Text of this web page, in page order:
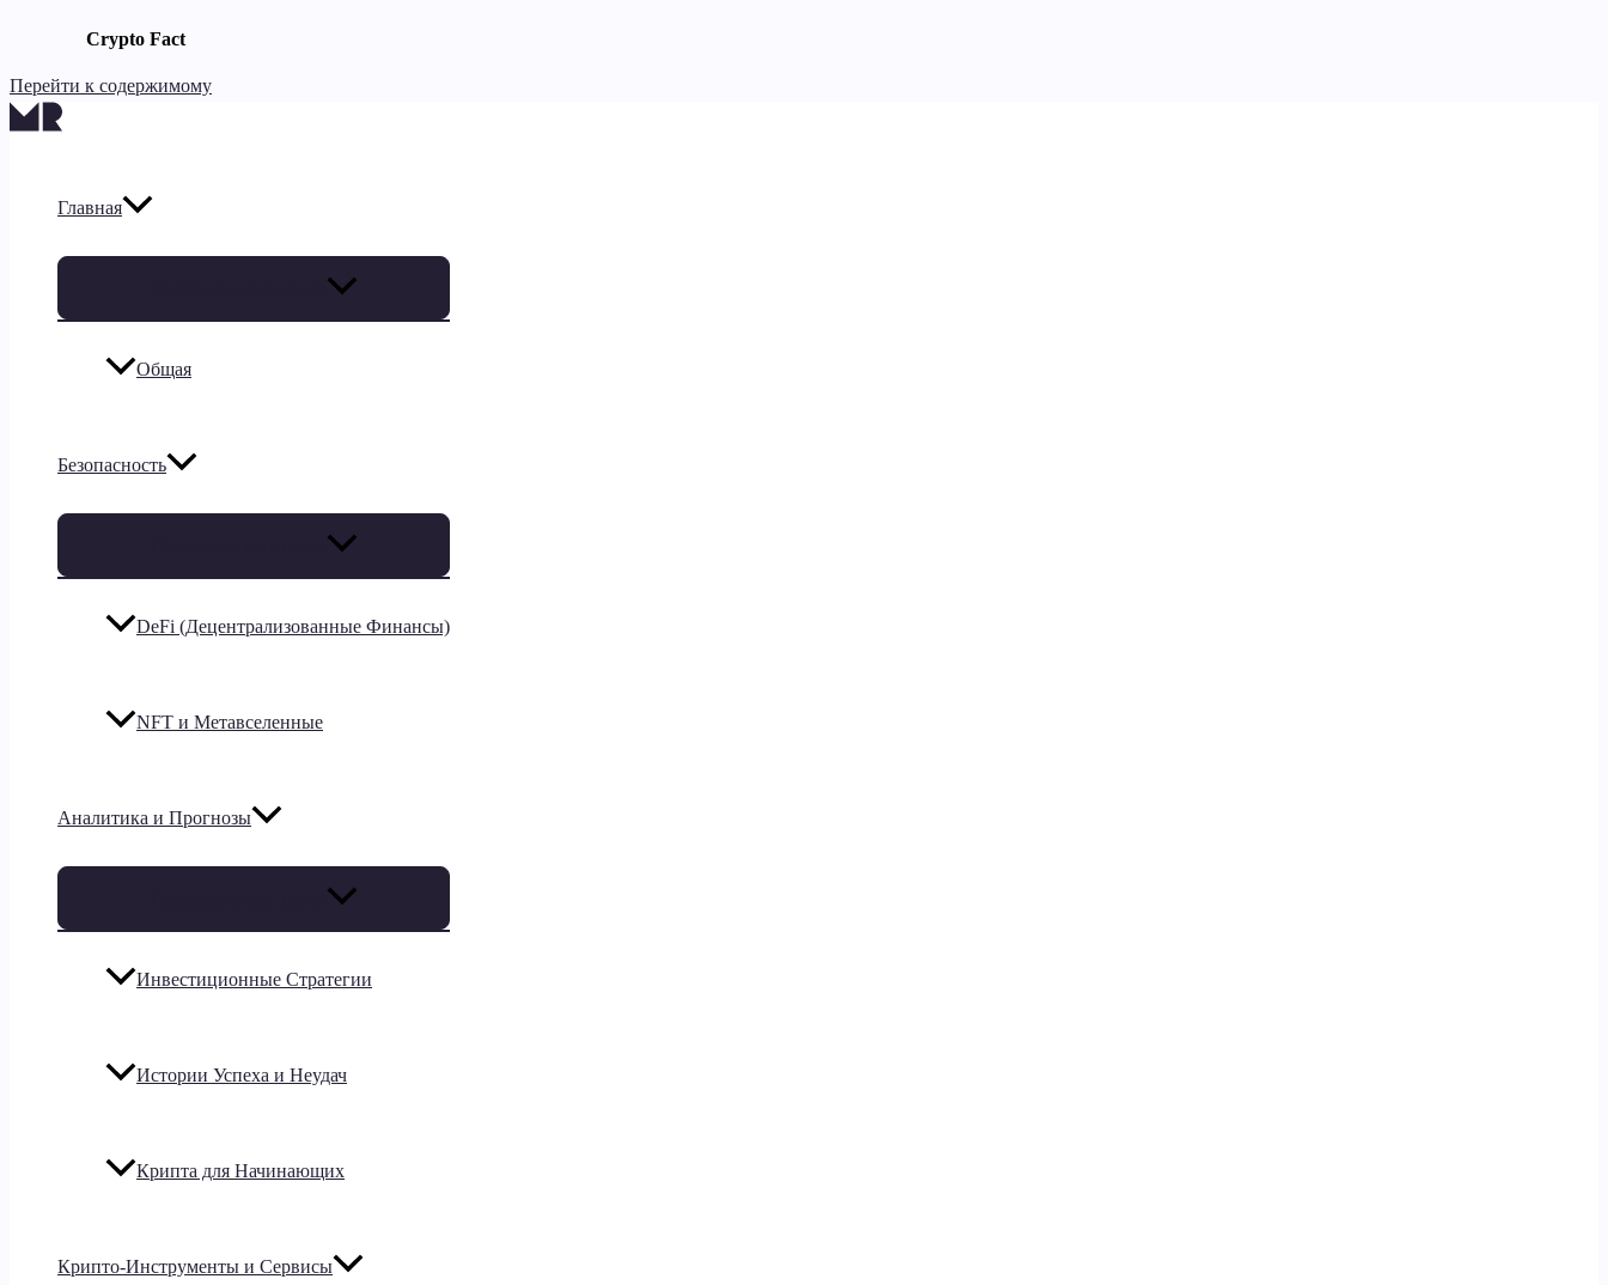
Crypto Fact
Перейти к содержимому
Главная
Общая
Безопасность
DeFi (Децентрализованные Финансы)
NFT и Метавселенные
Аналитика и Прогнозы
Инвестиционные Стратегии
Истории Успеха и Неудач
Крипта для Начинающих
Крипто-Инструменты и Сервисы